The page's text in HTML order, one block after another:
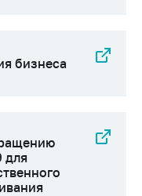
бизнеса
для